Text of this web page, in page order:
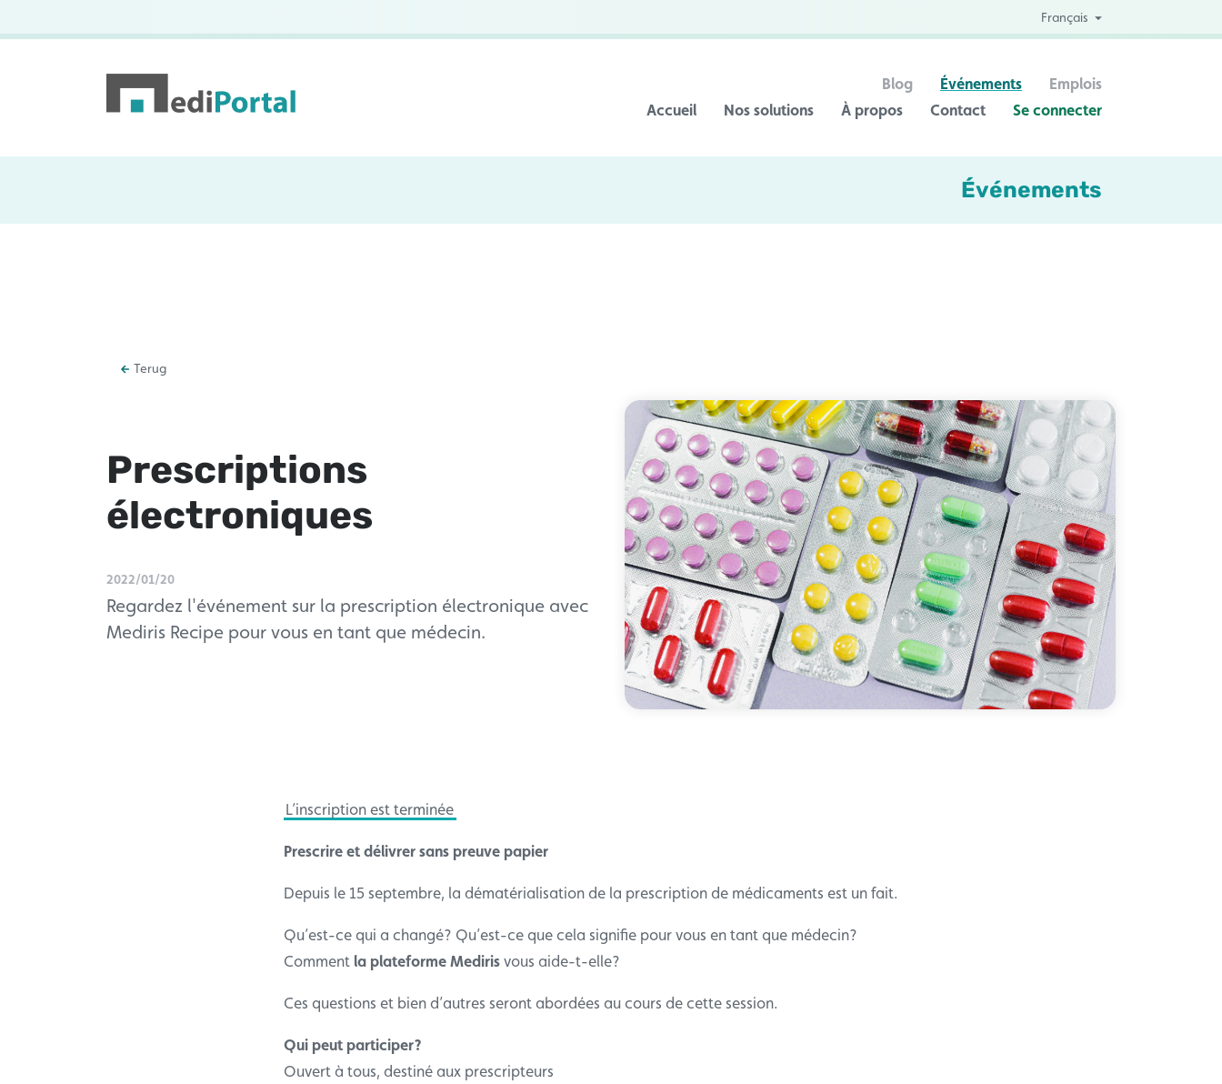
Français
Accueil Nos solutions À propos Contact Se connecter
Blog Événements Emplois
Événements
Terug
Prescriptions
électroniques
2022/01/20
Regardez l'événement sur la prescription électronique avec
Mediris Recipe pour vous en tant que médecin.
L’inscription est terminée
Prescrire et délivrer sans preuve papier
Depuis le 15 septembre, la dématérialisation de la prescription de médicaments est un fait.
Qu’est-ce qui a changé? Qu’est-ce que cela signifie pour vous en tant que médecin?
Comment la plateforme Mediris vous aide-t-elle?
Ces questions et bien d’autres seront abordées au cours de cette session.
Qui peut participer?
Ouvert à tous, destiné aux prescripteurs